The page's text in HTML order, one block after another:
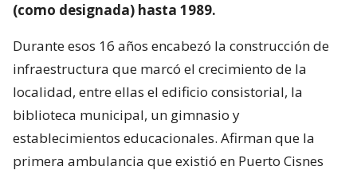
(como designada) hasta 1989.
Durante esos 16 años encabezó la construcción de
infraestructura que marcó el crecimiento de la
localidad, entre ellas el edificio consistorial, la
biblioteca municipal, un gimnasio y
establecimientos educacionales. Afirman que la
primera ambulancia que existió en Puerto Cisnes